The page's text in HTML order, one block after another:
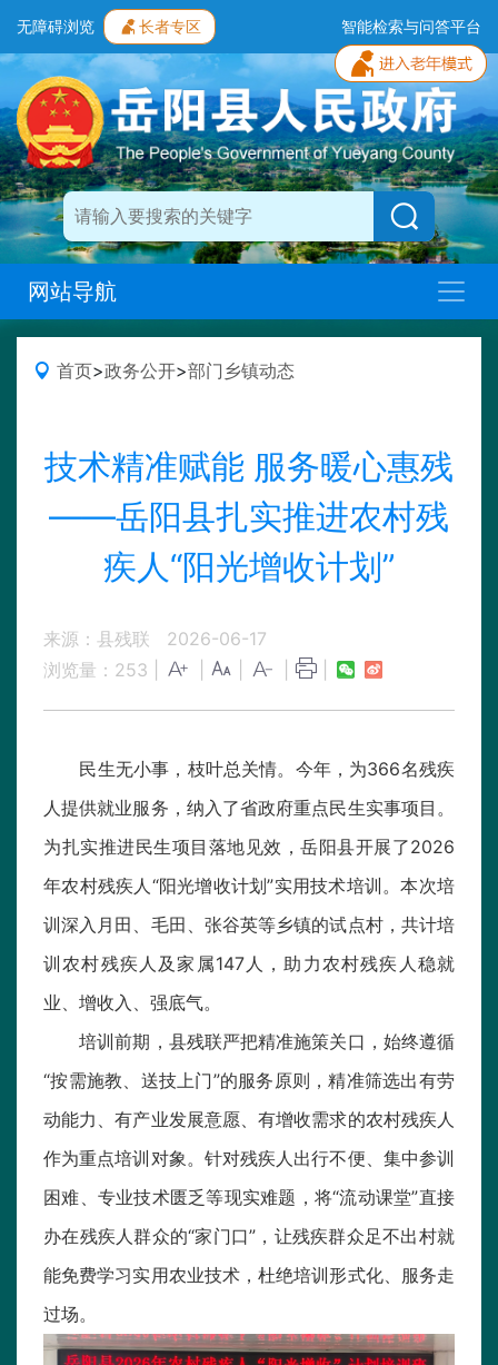
无障碍浏览 长者专区 智能检索与问答平台
网站导航
首页>政务公开>部门乡镇动态
技术精准赋能 服务暖心惠残
——岳阳县扎实推进农村残
疾人“阳光增收计划”
来源：县残联
2026-06-17
浏览量： 253
民生无小事，枝叶总关情。今年，为366名残疾
人提供就业服务，纳入了省政府重点民生实事项目。
为扎实推进民生项目落地见效，岳阳县开展了2026
年农村残疾人“阳光增收计划”实用技术培训。本次培
训深入月田、毛田、张谷英等乡镇的试点村，共计培
训农村残疾人及家属147人，助力农村残疾人稳就
业、增收入、强底气。
培训前期，县残联严把精准施策关口，始终遵循
“按需施教、送技上门”的服务原则，精准筛选出有劳
动能力、有产业发展意愿、有增收需求的农村残疾人
作为重点培训对象。针对残疾人出行不便、集中参训
困难、专业技术匮乏等现实难题，将“流动课堂”直接
办在残疾人群众的“家门口”，让残疾群众足不出村就
能免费学习实用农业技术，杜绝培训形式化、服务走
过场。